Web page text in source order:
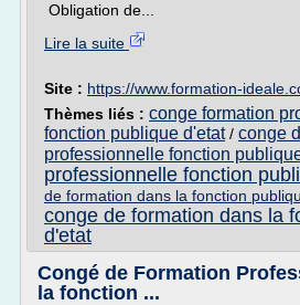
Obligation de...
Lire la suite
Site : https://www.formation-
Thèmes liés : conge formation
fonction publique d'etat/ conge
professionnelle fonction
professionnelle fonction
de formation dans la fonction
conge de formation dans la
d'etat
Congé de Formation
la fonction ...